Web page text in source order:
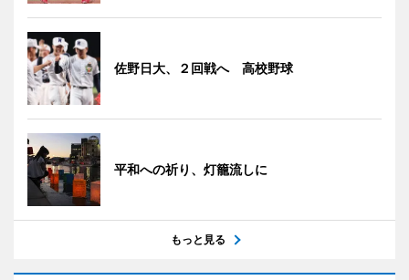
佐野日大、２回戦へ 高校野球
平和への祈り、灯籠流しに
もっと見る